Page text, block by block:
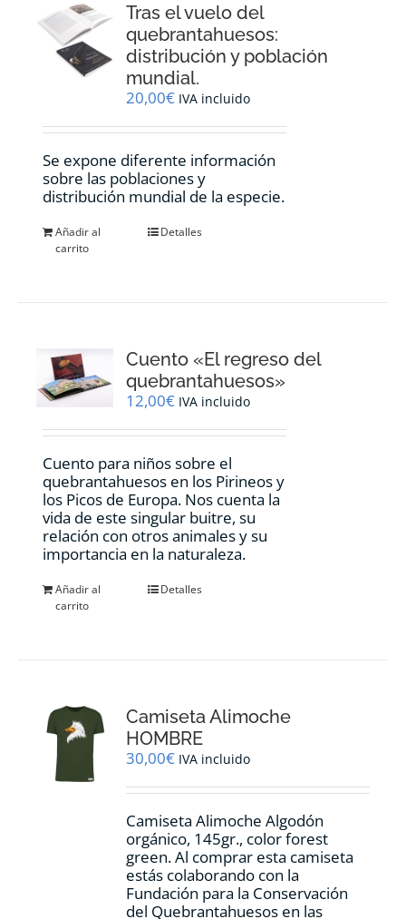
Tras el vuelo del
quebrantahuesos:
distribución y población
mundial.
20,00€ IVA incluido
Se expone diferente información
sobre las poblaciones y
distribución mundial de la especie.
Añadir al
carrito
Detalles
Cuento «El regreso del
quebrantahuesos»
12,00€ IVA incluido
Cuento para niños sobre el
quebrantahuesos en los Pirineos y
los Picos de Europa. Nos cuenta la
vida de este singular buitre, su
relación con otros animales y su
importancia en la naturaleza.
Añadir al
carrito
Detalles
Camiseta Alimoche
HOMBRE
30,00€ IVA incluido
Camiseta Alimoche Algodón
orgánico, 145gr., color forest
green. Al comprar esta camiseta
estás colaborando con la
Fundación para la Conservación
del Quebrantahuesos en las